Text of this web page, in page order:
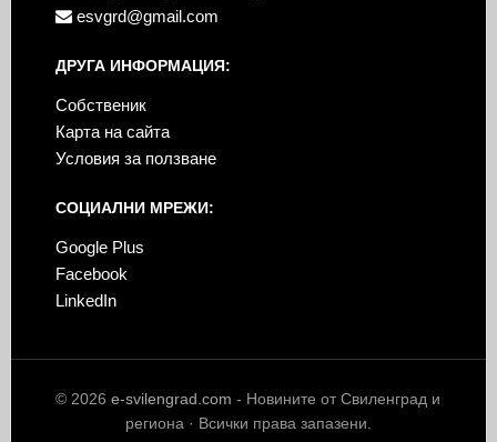
esvgrd@gmail.com
ДРУГА ИНФОРМАЦИЯ:
Собственик
Карта на сайта
Условия за ползване
СОЦИАЛНИ МРЕЖИ:
Google Plus
Facebook
LinkedIn
© 2026e-svilengrad.com - Новините от Свиленград и
региона · Всички права запазени.